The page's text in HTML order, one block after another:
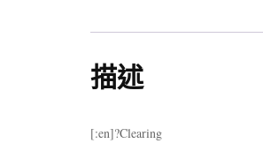
描述
[:en]?Clearing